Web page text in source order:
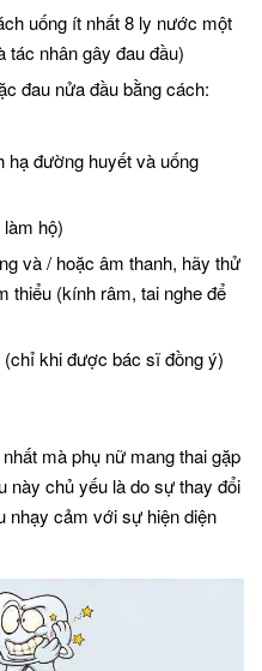
uống ít nhất 8 ly nước một
tác nhân gây đau đầu)
đau nửa đầu bằng cách:
hạ đường huyết và uống
hộ)
và / hoặc âm thanh, hãy thử
thiểu (kính râm, tai nghe để
khi được bác sĩ đồng ý)
mà phụ nữ mang thai gặp
này chủ yếu là do sự thay đổi
nhạy cảm với sự hiện diện